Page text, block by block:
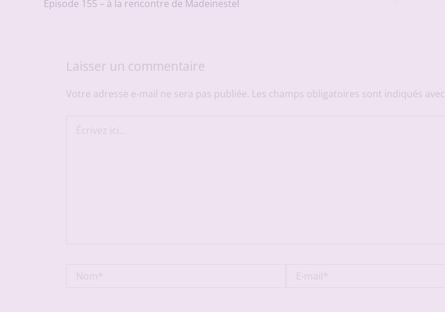
Episode 155 – à la rencontre de Madeinestel
Laisser un commentaire
Votre adresse e-mail ne sera pas publiée. Les champs obligatoires sont indiqués avec
ici…
mail*